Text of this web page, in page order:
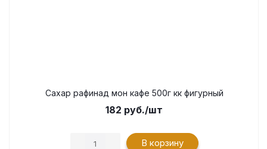
Сахар рафинад мон кафе 500г кк фигурный
182 руб./шт
В корзину